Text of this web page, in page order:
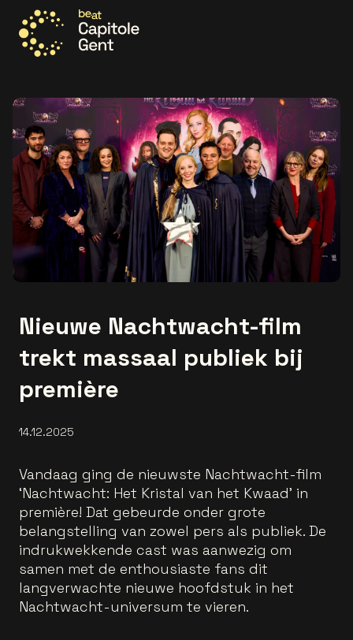
Nieuwe Nachtwacht-film
trekt massaal publiek bij
première
14.12.2025
Vandaag ging de nieuwste Nachtwacht-film
‘Nachtwacht: Het Kristal van het Kwaad’ in
première! Dat gebeurde onder grote
belangstelling van zowel pers als publiek. De
indrukwekkende cast was aanwezig om
samen met de enthousiaste fans dit
langverwachte nieuwe hoofdstuk in het
Nachtwacht-universum te vieren.